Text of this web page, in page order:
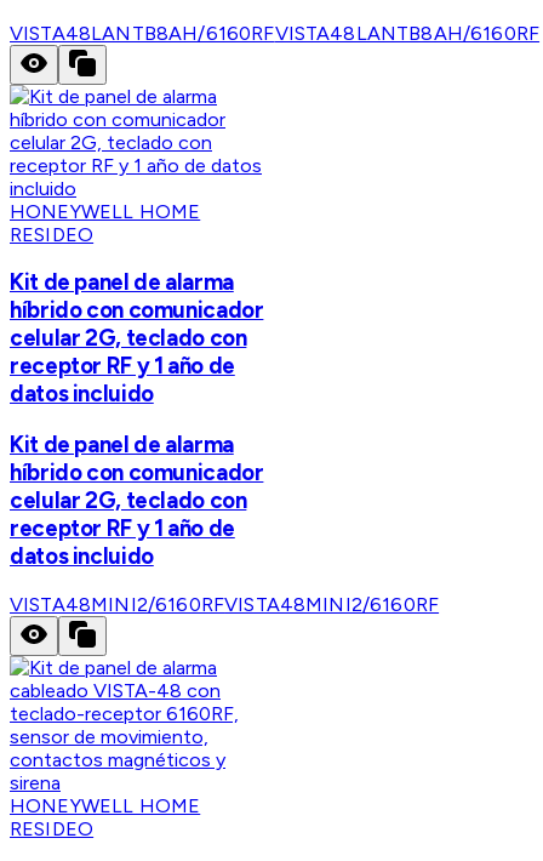
VISTA48LANTB8AH/6160RFVISTA48LANTB8AH/6160RF
HONEYWELL HOME
RESIDEO
Kit de panel de alarma
híbrido con comunicador
celular 2G, teclado con
receptor RF y 1 año de
datos incluido
Kit de panel de alarma
híbrido con comunicador
celular 2G, teclado con
receptor RF y 1 año de
datos incluido
VISTA48MINI2/6160RFVISTA48MINI2/6160RF
HONEYWELL HOME
RESIDEO